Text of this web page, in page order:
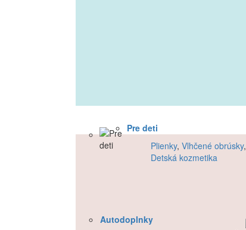
Pre deti
Plienky, Vlhčené obrúsky,
Detská kozmetika
Autodoplnky